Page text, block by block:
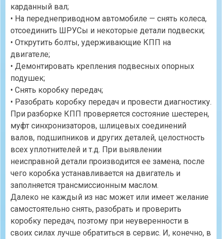
карданный вал;
• На переднеприводном автомобиле — снять колеса,
отсоединить ШРУСы и некоторые детали подвески;
• Открутить болты, удерживающие КПП на
двигателе;
• Демонтировать крепления подвесных опорных
подушек;
• Снять коробку передач;
• Разобрать коробку передач и провести диагностику.
При разборке КПП проверяется состояние шестерен,
муфт синхронизаторов, шлицевых соединений
валов, подшипников и других деталей, целостность
всех уплотнителей и т.д. При выявлении
неисправной детали производится ее замена, после
чего коробка устанавливается на двигатель и
заполняется трансмиссионным маслом.
Далеко не каждый из нас может или имеет желание
самостоятельно снять, разобрать и проверить
коробку передач, поэтому при неуверенности в
своих силах лучше обратиться в сервис. И, конечно, в